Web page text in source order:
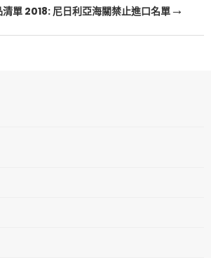
單 2018: 尼日利亞海關禁止進口名單→